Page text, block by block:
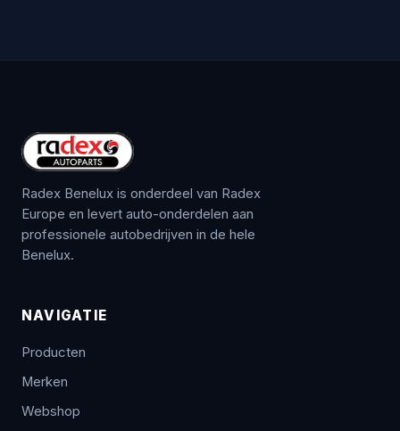
Radex Benelux is onderdeel van Radex
Europe en levert auto-onderdelen aan
professionele autobedrijven in de hele
Benelux.
NAVIGATIE
Producten
Merken
Webshop